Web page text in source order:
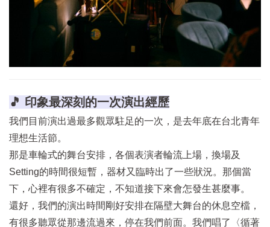
🎵 印象最深刻的一次演出經歷
我們目前演出過最多觀眾駐足的一次，是去年底在台北青年
理想生活節。
那是車輪式的舞台安排，各個表演者輪流上場，換場及
Setting的時間很短暫，器材又臨時出了一些狀況。那個當
下，心裡有很多不確定，不知道接下來會怎發生甚麼事。
還好，我們的演出時間剛好安排在隔壁大舞台的休息空檔，
有很多聽眾從那邊流過來，停在我們前面。我們唱了〈循著